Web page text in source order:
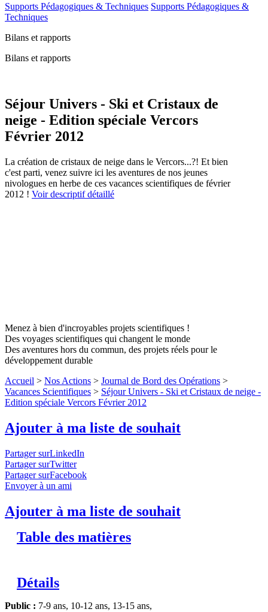
Supports Pédagogiques & Techniques Supports Pédagogiques &
Techniques
Bilans et rapports
Bilans et rapports
Séjour Univers - Ski et Cristaux de
neige - Edition spéciale Vercors
Février 2012
La création de cristaux de neige dans le Vercors...?! Et bien
c'est parti, venez suivre ici les aventures de nos jeunes
nivologues en herbe de ces vacances scientifiques de février
2012 ! Voir descriptif détaillé
Menez à bien d'incroyables projets scientifiques !
Des voyages scientifiques qui changent le monde
Des aventures hors du commun, des projets réels pour le
développement durable
Accueil > Nos Actions > Journal de Bord des Opérations >
Vacances Scientifiques > Séjour Univers - Ski et Cristaux de neige -
Edition spéciale Vercors Février 2012
Ajouter à ma liste de souhait
Partager surLinkedIn
Partager surTwitter
Partager surFacebook
Envoyer à un ami
Ajouter à ma liste de souhait
Table des matières
Détails
Public : 7-9 ans, 10-12 ans, 13-15 ans,